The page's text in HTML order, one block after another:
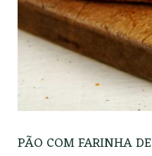
PÃO COM FARINHA